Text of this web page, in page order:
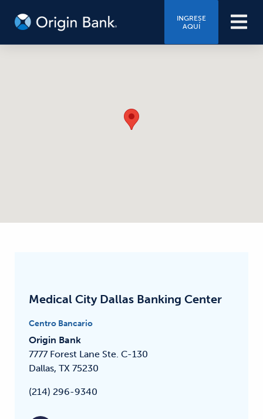
INGRESE
AQUÍ
Medical City Dallas Banking Center
Centro Bancario
Origin Bank
7777 Forest Lane Ste. C-130
Dallas, TX 75230
(214) 296-9340